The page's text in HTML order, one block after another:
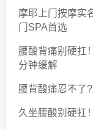
摩耶上门按摩实
门SPA首选
腰酸背痛别硬扛
分钟缓解
腰背酸痛忍不了
久坐腰酸别硬扛